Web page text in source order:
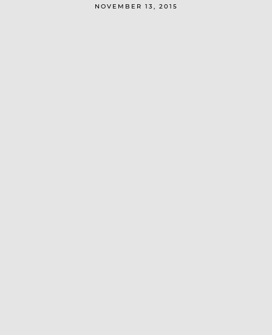
NOVEMBER 13, 2015